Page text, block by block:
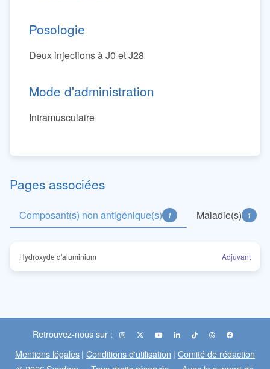
Posologie
Deux injections à J0 et J28
Mode d'administration
Intramusculaire
Pages associées
Composant(s) non antigénique(s) 1 Maladie(s) 1
Hydroxyde d'aluminium Adjuvant
Retrouvez-nous sur :
Mentions légales| Conditions d'utilisation | Comité de rédaction